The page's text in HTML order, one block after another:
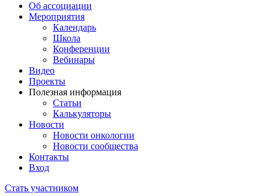
Об ассоциации
Мероприятия
Календарь
Школа
Конференции
Вебинары
Видео
Проекты
Полезная информация
Статьи
Калькуляторы
Новости
Новости онкологии
Новости сообщества
Контакты
Вход
Стать участником